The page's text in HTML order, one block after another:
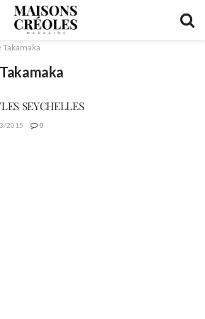
Takamaka
SEYCHELLES
2015 0